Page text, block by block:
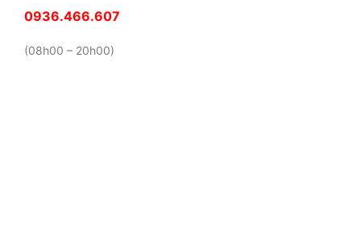
0936.466.607
(08h00 – 20h00)